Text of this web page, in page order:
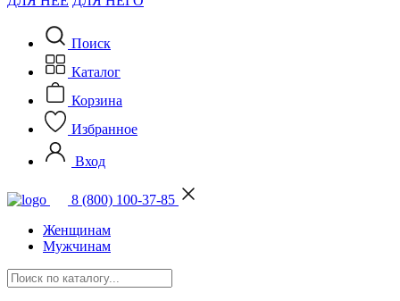
Поиск
Каталог
Корзина
Избранное
Вход
8 (800) 100-37-85
Женщинам
Мужчинам